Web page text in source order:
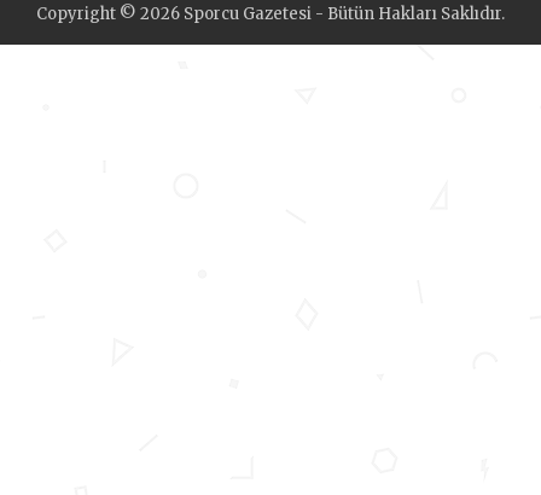
Copyright © 2026 Sporcu Gazetesi - Bütün Hakları Saklıdır.